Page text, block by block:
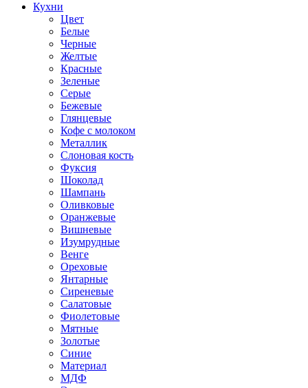
Кухни
Цвет
Белые
Черные
Желтые
Красные
Зеленые
Серые
Бежевые
Глянцевые
Кофе с молоком
Металлик
Слоновая кость
Фуксия
Шоколад
Шампань
Оливковые
Оранжевые
Вишневые
Изумрудные
Венге
Ореховые
Янтарные
Сиреневые
Салатовые
Фиолетовые
Мятные
Золотые
Синие
Материал
МДФ